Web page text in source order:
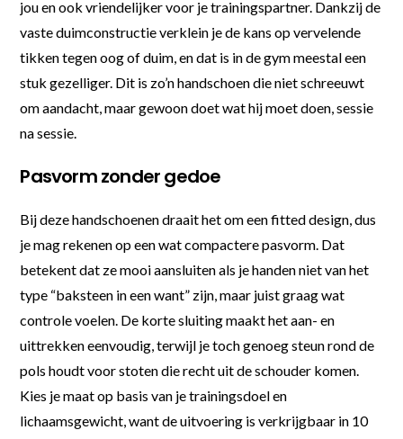
jou en ook vriendelijker voor je trainingspartner. Dankzij de
vaste duimconstructie verklein je de kans op vervelende
tikken tegen oog of duim, en dat is in de gym meestal een
stuk gezelliger. Dit is zo’n handschoen die niet schreeuwt
om aandacht, maar gewoon doet wat hij moet doen, sessie
na sessie.
Pasvorm zonder gedoe
Bij deze handschoenen draait het om een fitted design, dus
je mag rekenen op een wat compactere pasvorm. Dat
betekent dat ze mooi aansluiten als je handen niet van het
type “baksteen in een want” zijn, maar juist graag wat
controle voelen. De korte sluiting maakt het aan- en
uittrekken eenvoudig, terwijl je toch genoeg steun rond de
pols houdt voor stoten die recht uit de schouder komen.
Kies je maat op basis van je trainingsdoel en
lichaamsgewicht, want de uitvoering is verkrijgbaar in 10